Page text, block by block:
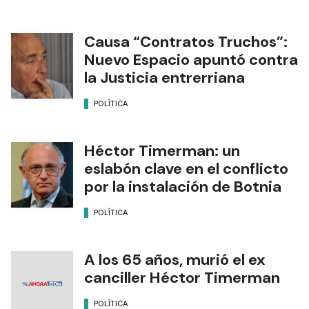
Causa “Contratos Truchos”:
Nuevo Espacio apuntó contra
la Justicia entrerriana
POLÍTICA
Héctor Timerman: un
eslabón clave en el conflicto
por la instalación de Botnia
POLÍTICA
A los 65 años, murió el ex
canciller Héctor Timerman
POLÍTICA